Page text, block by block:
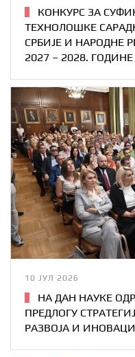
КОНКУРС ЗА
ТЕХНОЛОШКЕ
СРБИЈЕ И НАРОДНЕ
2027 – 2028. ГОДИНЕ
10 ЈУЛ 2026
НА ДАН НАУКЕ
ПРЕДЛОГУ
РАЗВОЈА И